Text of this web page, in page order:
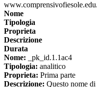
Nome
Tipologia
Proprieta
Descrizione
Durata
Nome: _pk_id.1.1ac4
Tipologia: analitico
Proprieta: Prima parte
Descrizione: Questo nome